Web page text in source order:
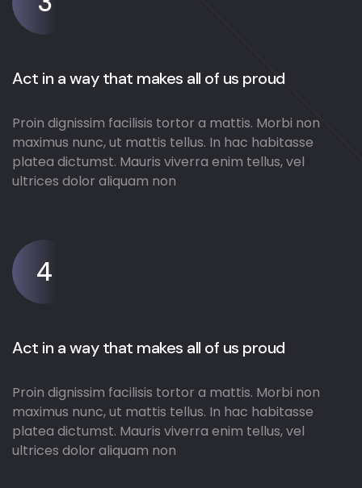
Act in a way that makes all of us proud
Proin dignissim facilisis tortor a mattis. Morbi non
maximus nunc, ut mattis tellus. In hac habitasse
platea dictumst. Mauris viverra enim tellus, vel
ultrices dolor aliquam non
4
Act in a way that makes all of us proud
Proin dignissim facilisis tortor a mattis. Morbi non
maximus nunc, ut mattis tellus. In hac habitasse
platea dictumst. Mauris viverra enim tellus, vel
ultrices dolor aliquam non